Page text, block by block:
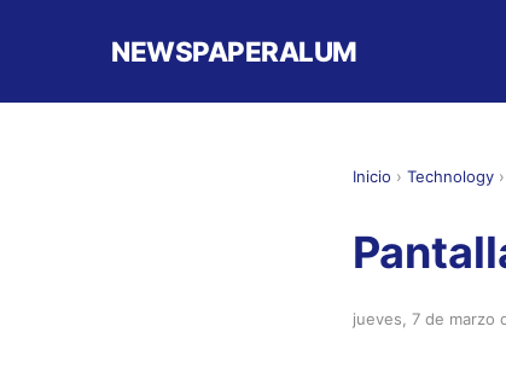
NEWSPAPERALUM
Inicio › Technology ›
jueves, 7 de marzo